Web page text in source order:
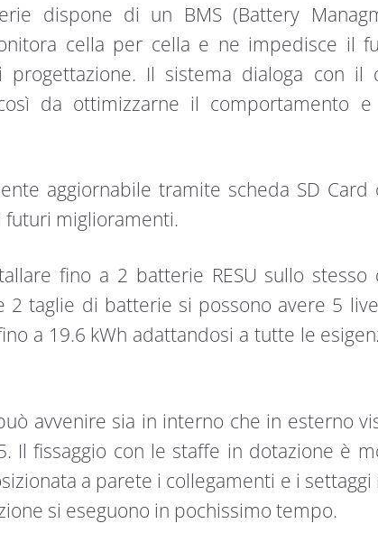
dispone di un BMS (Battery
cella per cella e ne impedisce il
Il sistema dialoga con il
da ottimizzarne il comportamento
aggiornabile tramite scheda SD
miglioramenti.
fino a 2 batterie RESU sullo stesso
2 taglie di batterie si possono avere 5
a 19.6 kWh adattandosi a tutte le
avvenire sia in interno che in esterno
Il fissaggio con le staffe in dotazione è
a parete i collegamenti e i
si eseguono in pochissimo tempo.